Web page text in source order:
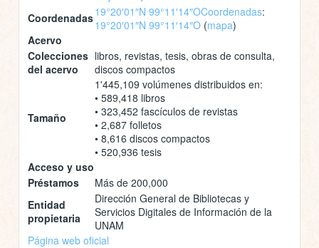
Coordenadas19°20′01″N 99°11′14″OCoordenadas:
19°20′01″N 99°11′14″O (mapa)
Acervo
Colecciones
del acervo
libros, revistas, tesis, obras de consulta,
discos compactos
Tamaño
1'445,109 volúmenes distribuidos en:
• 589,418 libros
• 323,452 fascículos de revistas
• 2,687 folletos
• 8,616 discos compactos
• 520,936 tesis
Acceso y uso
Préstamos
Más de 200,000
Entidad
propietaria
Dirección General de Bibliotecas y
Servicios Digitales de Información de la
UNAM
Página web oficial